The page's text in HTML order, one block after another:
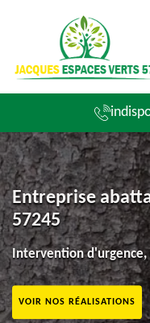
Entreprise
57245
Intervention
VOIR NOS RÉALISATIONS